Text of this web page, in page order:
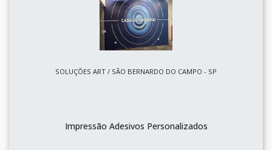
SOLUÇÕES ART / SÃO BERNARDO DO CAMPO - SP
Impressão Adesivos Personalizados